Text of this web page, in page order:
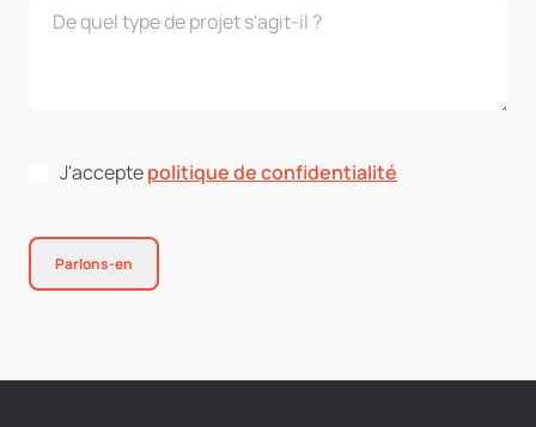
J'acceptepolitique de confidentialité
Parlons-en